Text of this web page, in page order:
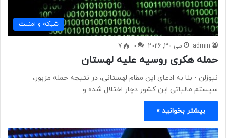
شبكه و امنيت
admin می 30, 2026 0
7
حمله هکری روسیه علیه لهستان
نیوزلن - بنا به ادعای این مقام لهستانی، در نتیجه حمله مزبور،
سیستم مالیاتی این کشور دچار اختلال شده و…
بیشتر بخوانید »